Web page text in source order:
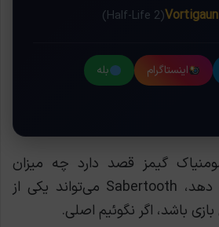
(Half-Life 2)
اینستاگرام
بله
گیمز قصد دارد چه میزان
قصه‌ی تاریکی را ارائه دهد، Sabertooth می‌تواند یکی از
باشد، اگر نگوئیم اصلی.